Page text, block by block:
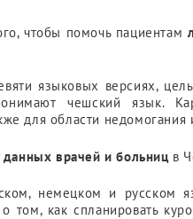
чтобы помочь пациентам
языковых версиях,
чешский язык.
для области недомогания
данных врачей и больницв
немецком и русском
как спланировать